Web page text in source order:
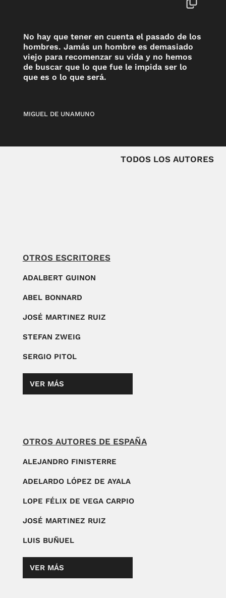
No hay que tener en cuenta el pasado de los
hombres. Jamás un hombre es demasiado
viejo para recomenzar su vida y no hemos
de buscar que lo que fue le impida ser lo
que es o lo que será.
MIGUEL DE UNAMUNO
TODOS LOS AUTORES
OTROS ESCRITORES
ADALBERT GUINON
ABEL BONNARD
JOSÉ MARTINEZ RUIZ
STEFAN ZWEIG
SERGIO PITOL
VER MÁS
OTROS AUTORES DE ESPAÑA
ALEJANDRO FINISTERRE
ADELARDO LÓPEZ DE AYALA
LOPE FÉLIX DE VEGA CARPIO
JOSÉ MARTINEZ RUIZ
LUIS BUÑUEL
VER MÁS